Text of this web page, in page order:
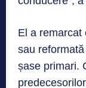
El a remarcat
sau
șase primari.